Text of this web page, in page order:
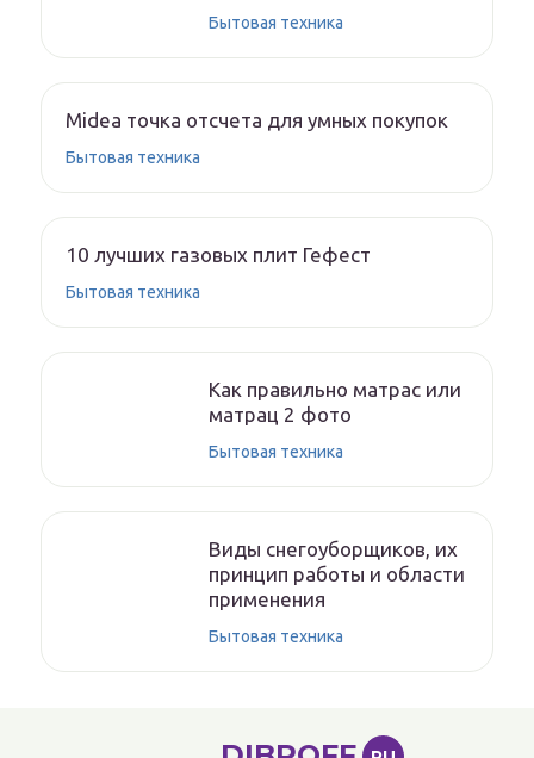
Бытовая техника
Midea точка отсчета для умных покупок
Бытовая техника
10 лучших газовых плит Гефест
Бытовая техника
Как правильно матрас или
матрац 2 фото
Бытовая техника
Виды снегоуборщиков, их
принцип работы и области
применения
Бытовая техника